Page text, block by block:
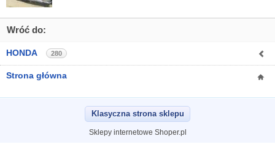
Wróć do:
HONDA 280
Strona główna
Klasyczna strona sklepu
Sklepy internetowe Shoper.pl